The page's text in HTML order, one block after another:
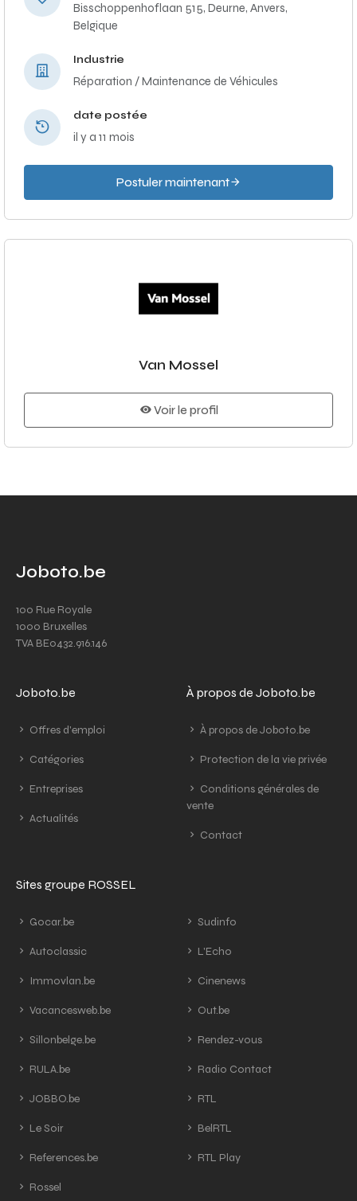
Bisschoppenhoflaan 515, Deurne, Anvers,
Belgique
Industrie
Réparation / Maintenance de Véhicules
date postée
il y a 11 mois
Postuler maintenant
Van Mossel
Voir le profil
Joboto.be
100 Rue Royale
1000 Bruxelles
TVA BE0432.916.146
Joboto.be
Offres d'emploi
Catégories
Entreprises
Actualités
À propos de Joboto.be
À propos de Joboto.be
Protection de la vie privée
Conditions générales de
vente
Contact
Sites groupe ROSSEL
Gocar.be
Autoclassic
Immovlan.be
Vacancesweb.be
Sillonbelge.be
RULA.be
JOBBO.be
Le Soir
References.be
Rossel
Sudinfo
L'Echo
Cinenews
Out.be
Rendez-vous
Radio Contact
RTL
BelRTL
RTL Play